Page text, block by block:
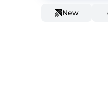
New